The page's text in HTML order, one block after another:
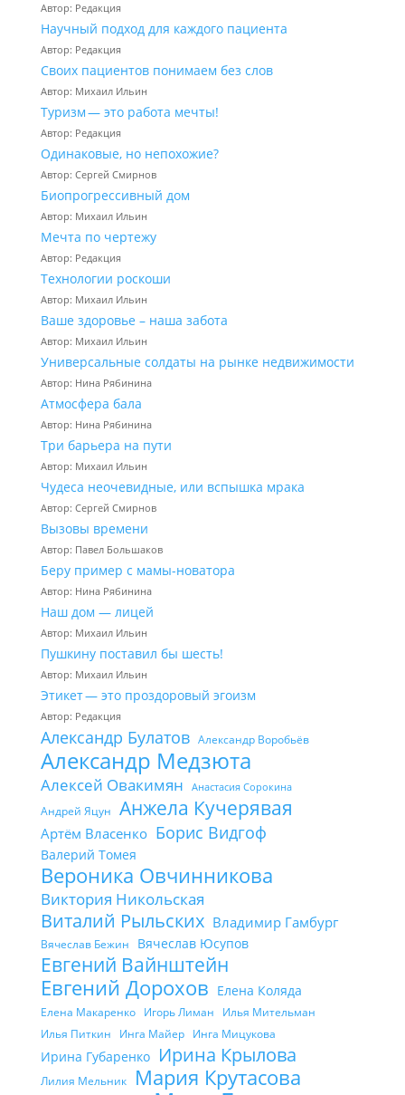
Автор: Редакция
Научный подход для каждого пациента
Автор: Редакция
Своих пациентов понимаем без слов
Автор: Михаил Ильин
Туризм — это работа мечты!
Автор: Редакция
Одинаковые, но непохожие?
Автор: Сергей Смирнов
Биопрогрессивный дом
Автор: Михаил Ильин
Мечта по чертежу
Автор: Редакция
Технологии роскоши
Автор: Михаил Ильин
Ваше здоровье – наша забота
Автор: Михаил Ильин
Универсальные солдаты на рынке недвижимости
Автор: Нина Рябинина
Атмосфера бала
Автор: Нина Рябинина
Три барьера на пути
Автор: Михаил Ильин
Чудеса неочевидные, или вспышка мрака
Автор: Сергей Смирнов
Вызовы времени
Автор: Павел Большаков
Беру пример с мамы-новатора
Автор: Нина Рябинина
Наш дом — лицей
Автор: Михаил Ильин
Пушкину поставил бы шесть!
Автор: Михаил Ильин
Этикет — это проздоровый эгоизм
Автор: Редакция
Александр Булатов Александр Воробьёв
Александр Медзюта
Алексей Овакимян Анастасия Сорокина
Андрей Яцун Анжела Кучерявая
Артём Власенко Борис Видгоф
Валерий Томея
Вероника Овчинникова
Виктория Никольская
Виталий Рыльских Владимир Гамбург
Вячеслав Бежин Вячеслав Юсупов
Евгений Вайнштейн
Евгений Дорохов Елена Коляда
Елена Макаренко Игорь Лиман
Илья Мительман
Илья Питкин
Инга Майер Инга Мицукова
Ирина Губаренко Ирина Крылова
Лилия Мельник Мария Крутасова